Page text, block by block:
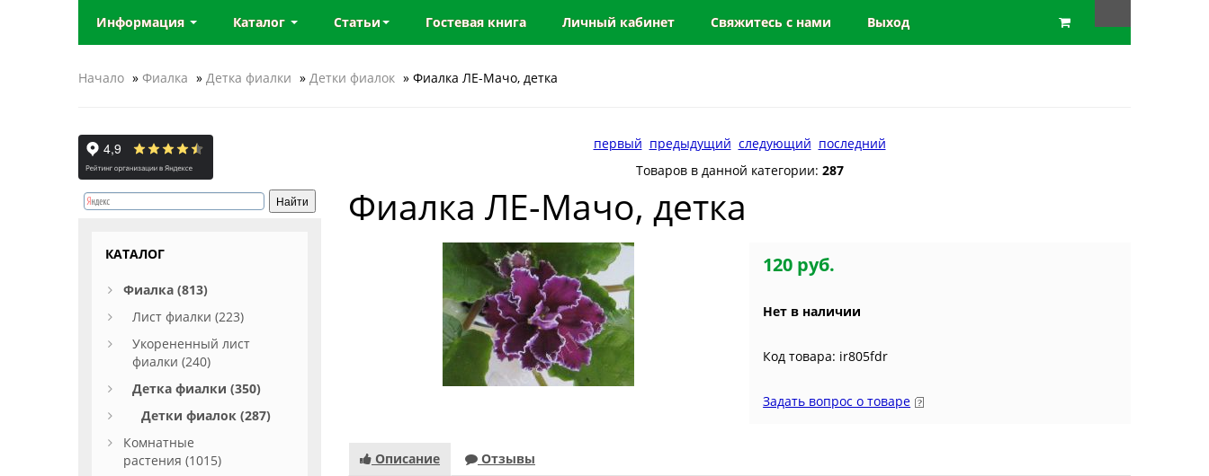
Информация Каталог Статьи Гостевая книга Личный кабинет Свяжитесь с нами Выход
Начало » Фиалка » Детка фиалки » Детки фиалок » Фиалка ЛЕ-Мачо, детка
первый предыдущий следующий последний
Товаров в данной категории: 287
Фиалка ЛЕ-Мачо, детка
120 руб.
Нет в наличии
Код товара: ir805fdr
Задать вопрос о товаре
Описание Отзывы
КАТАЛОГ
Фиалка (813)
Лист фиалки (223)
Укорененный лист
фиалки (240)
Детка фиалки (350)
Детки фиалок (287)
Комнатные
растения (1015)